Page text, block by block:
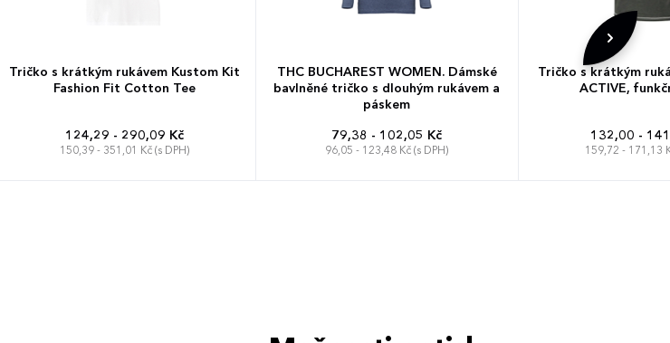
Tričko s krátkým rukávem Kustom Kit
Fashion Fit Cotton Tee
124,29 - 290,09 Kč
150,39 - 351,01 Kč (s DPH)
THC BUCHAREST WOMEN. Dámské
bavlněné tričko s dlouhým rukávem a
páskem
79,38 - 102,05 Kč
96,05 - 123,48 Kč (s DPH)
Tričko s krátkým
ACTIVE,
132,00 -
159,72 - 171,13